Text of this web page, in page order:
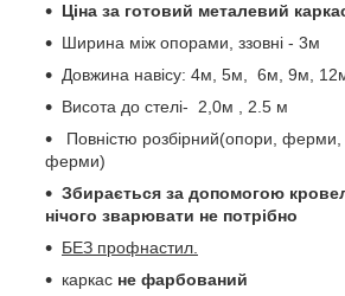
Ціна за готовий металевий
Ширина між опорами, ззовні - 3м
Довжина навісу: 4м, 5м, 6м, 9м,
Висота до стелі- 2,0м , 2.5 м
Повністю розбірний(опори,
ферми)
Збирається за допомогою
нічого зварювати не потрібно
БЕЗ профнастил.
каркас не фарбований